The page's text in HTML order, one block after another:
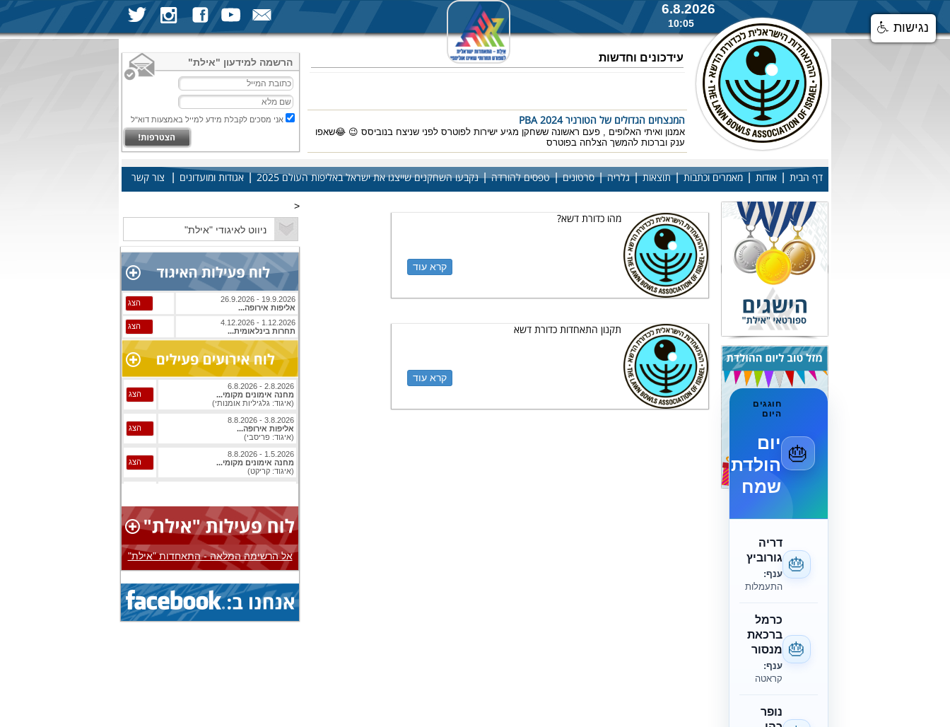
6.8.2026
10:05
הרשמה למידעון "אילת"
אני מסכים לקבלת מידע למייל באמצעות דוא"ל
עידכונים וחדשות
המנצחים הגדולים של הטורניר PBA 2024
אמנון ואיתי האלופים , פעם ראשונה ששחקן מגיע ישירות לפוטרס לפני שניצח בנוביסס 😉 😂שאפו
ענק וברכות להמשך הצלחה בפוטרס
דף הבית אודות מאמרים וכתבות|תוצאות|גלריה|סרטונים|טפסים להורדה|נקבעו השחקנים שייצגו את ישראל באליפות העולם 2025 | אגודות ומועדונים צור קשר
🎂
חוגגים
היום
יום
הולדת
שמח
🎂
דריה
גורוביץ
ענף:
התעמלות
🎂
כרמל
ברכאת
מנסור
ענף:
קראטה
נופר
מהו כדורת דשא?
קרא עוד
תקנון התאחדות כדורת דשא
קרא עוד
<
19.9.2026 - 26.9.2026
אליפות אירופה...
הצג
1.12.2026 - 4.12.2026
תחרות בינלאומית...
הצג
2.8.2026 - 6.8.2026
מחנה אימונים מקומי...
(איגוד: גלגיליות אומנותי)
הצג
3.8.2026 - 8.8.2026
אליפות אירופה...
(איגוד: פריסבי)
הצג
1.5.2026 - 8.8.2026
מחנה אימונים מקומי...
(איגוד: קריקט)
הצג
(איגוד: ג'יו ג'יטסו)
1.8.2026 - 8.8.2026
אליפות עולם...
(איגוד: ג'יו ג'יטסו)
הצג
3.8.2026 - 8.8.2026
אליפות אירופה...
(איגוד: בייסבול)
הצג
1.8.2026 - 9.8.2026
אליפות עולם...
(איגוד: ג'יו ג'יטסו)
הצג
1.8.2026 - 9.8.2026
אל הרשימה המלאה - התאחדות "אילת"
נגישות